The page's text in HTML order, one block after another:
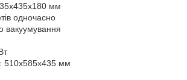
мм
одночасно
вакуумування
510х585х435 мм